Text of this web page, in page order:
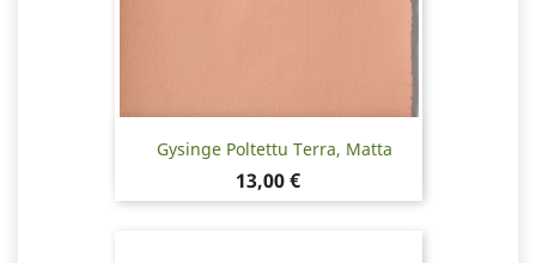
Gysinge Poltettu Terra, Matta
Hinta
13,00 €